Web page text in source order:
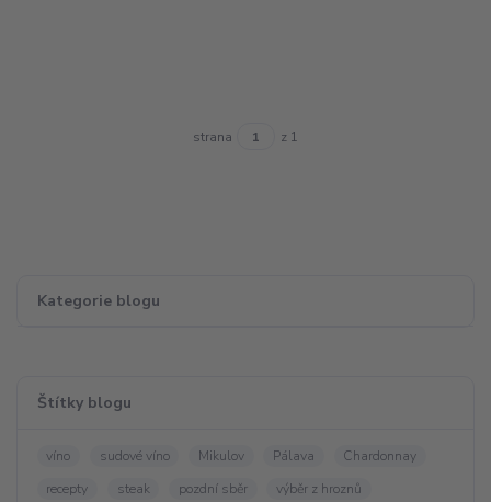
Kategorie blogu
Štítky blogu
víno sudové víno Mikulov Pálava
Chardonnay
recepty
steak pozdní sběr
výběr z hroznů
strana z 1